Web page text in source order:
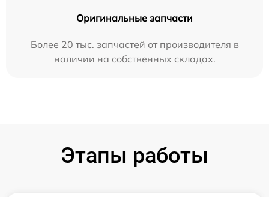
Оригинальные запчасти
Более 20 тыс. запчастей от производителя в
наличии на собственных складах.
Этапы работы